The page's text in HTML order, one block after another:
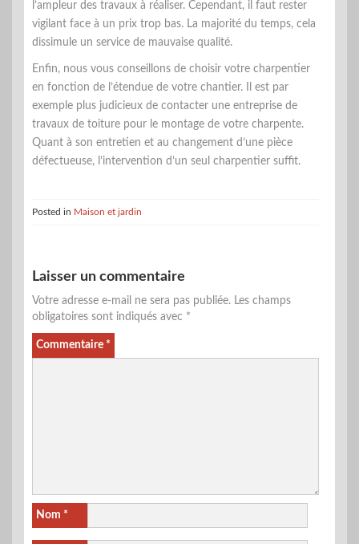
l’ampleur des travaux à réaliser. Cependant, il faut rester
vigilant face à un prix trop bas. La majorité du temps, cela
dissimule un service de mauvaise qualité.
Enfin, nous vous conseillons de choisir votre charpentier
en fonction de l’étendue de votre chantier. Il est par
exemple plus judicieux de contacter une entreprise de
travaux de toiture pour le montage de votre charpente.
Quant à son entretien et au changement d’une pièce
défectueuse, l’intervention d’un seul charpentier suffit.
Posted in Maison et jardin
Laisser un commentaire
Votre adresse e-mail ne sera pas publiée. Les champs
obligatoires sont indiqués avec *
Commentaire *
Nom *